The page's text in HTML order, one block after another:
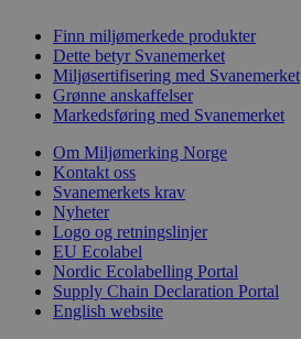
Finn miljømerkede produkter
Dette betyr Svanemerket
Miljøsertifisering med Svanemerket
Grønne anskaffelser
Markedsføring med Svanemerket
Om Miljømerking Norge
Kontakt oss
Svanemerkets krav
Nyheter
Logo og retningslinjer
EU Ecolabel
Nordic Ecolabelling Portal
Supply Chain Declaration Portal
English website